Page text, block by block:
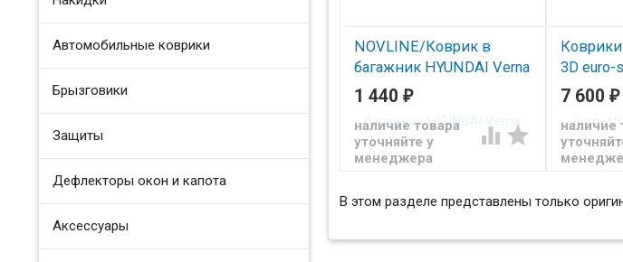
Автомобильные коврики
Брызговики
Защиты
Дефлекторы окон и капота
Аксессуары
NOVLINE/Коврик в
багажник HYUNDAI Verna
2006- /NLC2022B10
Коврик в багажник Хендай
Верна с 2006
1 440 ₽
наличие товара
уточняйте у
менеджера
 
Коврики
3D euro-
Solaris
(EM3D)/
Коврики
7 600₽
наличие
В этом разделе представлены только